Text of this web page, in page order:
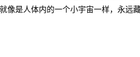
像是人体内的一个小宇宙一样，永远